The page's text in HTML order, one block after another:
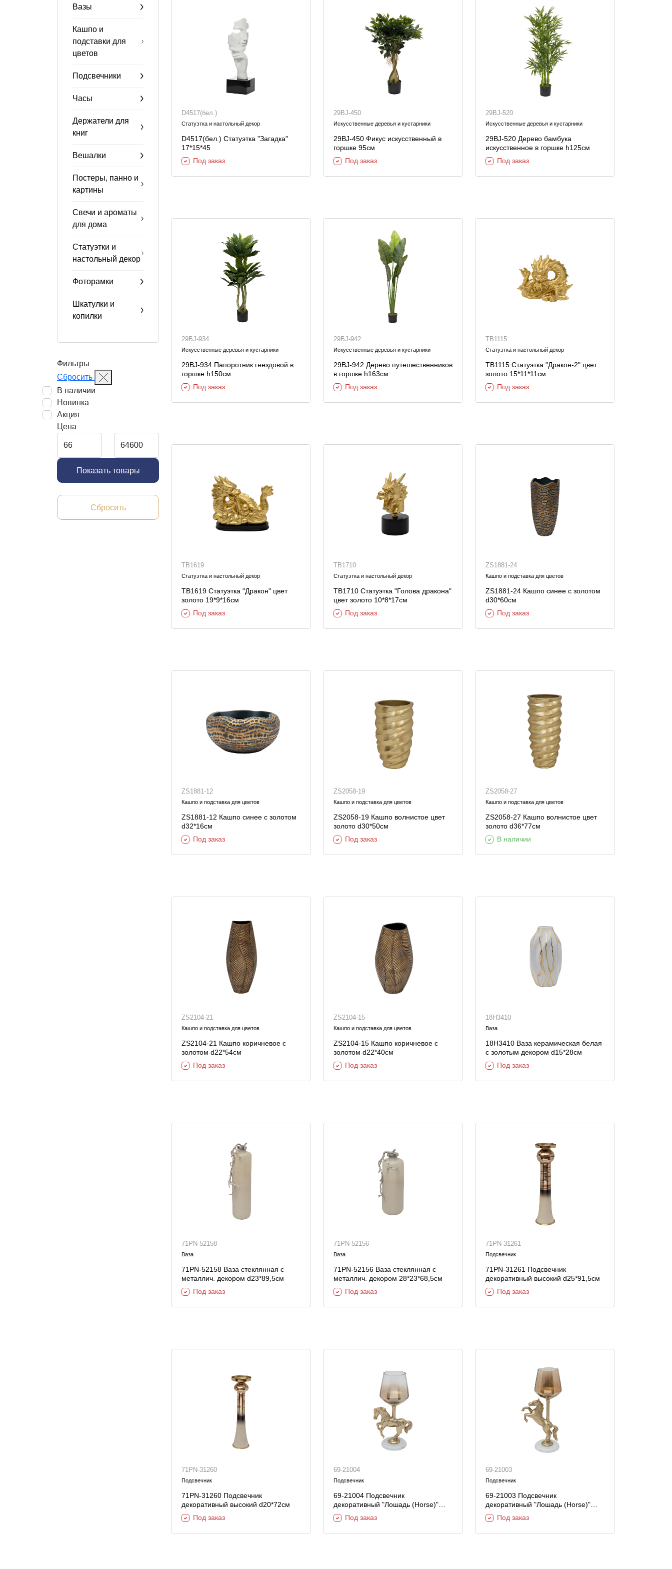
Декор и интерьер
Текстиль
Ковры
Шкуры и меховые
изделия
Мебель для
Мебель для
прихожей
Вазы
Кашпо и
подставки для
цветов
Подсвечники
Часы
Держатели для
книг
Вешалки
Постеры, панно и
картины
Свечи и ароматы
для дома
Статуэтки и
настольный декор
Фоторамки
Шкатулки и
копилки
Фильтры
Сбросить
В наличии
Новинка
Акция
Цена
Показать товары
Сбросить
D4517(бел.)
Статуэтка и настольный декор
D4517(бел.) Статуэтка "Загадка"
17*15*45
Под заказ
29BJ-450
Искусственные деревья и кустарники
29BJ-450 Фикус искусственный в
горшке 95см
Под заказ
29BJ-520
Искусственные деревья и кустарники
29BJ-520 Дерево бамбука
искусственное в горшке h125см
Под заказ
29BJ-934
Искусственные деревья и кустарники
29BJ-934 Папоротник гнездовой в
горшке h150см
Под заказ
29BJ-942
Искусственные деревья и кустарники
29BJ-942 Дерево путешественников
в горшке h163см
Под заказ
TB1115
Статуэтка и настольный декор
TB1115 Статуэтка "Дракон-2" цвет
золото 15*11*11см
Под заказ
TB1619
Статуэтка и настольный декор
TB1619 Статуэтка "Дракон" цвет
золото 19*9*16см
Под заказ
TB1710
Статуэтка и настольный декор
TB1710 Статуэтка "Голова дракона"
цвет золото 10*8*17см
Под заказ
ZS1881-24
Кашпо и подставка для цветов
ZS1881-24 Кашпо синее с золотом
d30*60см
Под заказ
ZS1881-12
Кашпо и подставка для цветов
ZS1881-12 Кашпо синее с золотом
d32*16см
Под заказ
ZS2058-19
Кашпо и подставка для цветов
ZS2058-19 Кашпо волнистое цвет
золото d30*50см
Под заказ
ZS2058-27
Кашпо и подставка для цветов
ZS2058-27 Кашпо волнистое цвет
золото d36*77см
В наличии
ZS2104-21
Кашпо и подставка для цветов
ZS2104-21 Кашпо коричневое с
золотом d22*54см
Под заказ
ZS2104-15
Кашпо и подставка для цветов
ZS2104-15 Кашпо коричневое с
золотом d22*40см
Под заказ
18H3410
Ваза
18H3410 Ваза керамическая белая
с золотым декором d15*28см
Под заказ
71PN-52158
Ваза
71PN-52158 Ваза стеклянная с
металлич. декором d23*89,5см
Под заказ
71PN-52156
Ваза
71PN-52156 Ваза стеклянная с
металлич. декором 28*23*68,5см
Под заказ
71PN-31261
Подсвечник
71PN-31261 Подсвечник
декоративный высокий d25*91,5см
Под заказ
71PN-31260
Подсвечник
71PN-31260 Подсвечник
декоративный высокий d20*72см
Под заказ
69-21004
Подсвечник
69-21004 Подсвечник
декоративный "Лошадь (Horse)"
17*12*33см
Под заказ
69-21003
Подсвечник
69-21003 Подсвечник
декоративный "Лошадь (Horse)"
19,5*12,5*38,5см
Под заказ